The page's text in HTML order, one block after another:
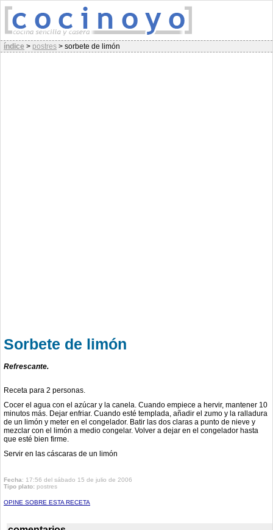
índice > postres > sorbete de limón
Sorbete de limón
Refrescante.
Receta para 2 personas.
Cocer el agua con el azúcar y la canela. Cuando empiece a hervir, mantener 10
minutos más. Dejar enfriar. Cuando esté templada, añadir el zumo y la ralladura
de un limón y meter en el congelador. Batir las dos claras a punto de nieve y
mezclar con el limón a medio congelar. Volver a dejar en el congelador hasta
que esté bien firme.
Servir en las cáscaras de un limón
Fecha: 17:56 del sábado 15 de julio de 2006
Tipo plato: postres
OPINE SOBRE ESTA RECETA